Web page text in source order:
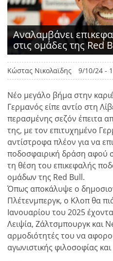
Αναλαμβάνει
στις ομάδες της Red
Κώστας Νικολαϊδης 9/10/24 -
Νέο μεγάλο βήμα στην
Γερμανός είπε αντίο στη
περασμένης σεζόν έπειτα
της, με τον επιτυχημένο
αντίστροφα πλέον για να
ποδοσφαιρική δράση αφού
τη θέση του επικεφαλής
ομάδων της Red Bull.
Όπως αποκάλυψε ο
Πλέτενμπεργκ, ο Κλοπ θα
Ιανουαρίου του 2025
Λειψία, Ζάλτσμπουργκ και
αρμοδιότητές του να
αγωνιστικής φιλοσοφίας